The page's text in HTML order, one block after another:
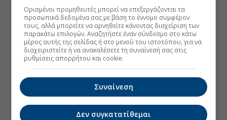
Ορισμένοι προμηθευτές μπορεί να επεξεργάζονται τα
προσωπικά δεδομένα σας με βάση το έννομο συμφέρον
τους, αλλά μπορείτε να αρνηθείτε κάνοντας διαχείριση των
παρακάτω επιλογών. Αναζητήστε έναν σύνδεσμο στο κάτω
μέρος αυτής της σελίδας ή στο μενού του ιστοτόπου, για να
διαχειριστείτε ή να ανακαλέσετε τη συναίνεσή σας στις
ρυθμίσεις απορρήτου και cookie.
Συναίνεση
Δεν συγκατατίθεμαι